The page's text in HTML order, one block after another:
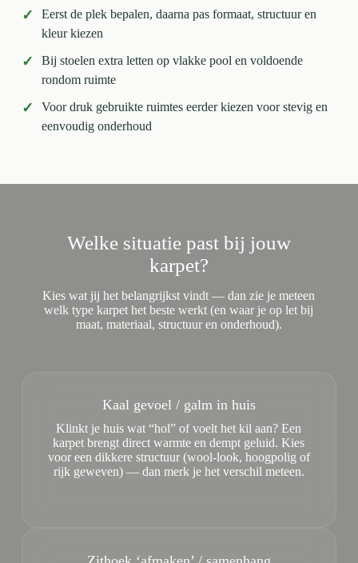
✓
Eerst de plek bepalen, daarna pas formaat, structuur en
kleur kiezen
✓
Bij stoelen extra letten op vlakke pool en voldoende
rondom ruimte
✓
Voor druk gebruikte ruimtes eerder kiezen voor stevig en
eenvoudig onderhoud
Welke situatie past bij jouw
karpet?
Kies wat jij het belangrijkst vindt — dan zie je meteen
welk type karpet het beste werkt (en waar je op let bij
maat, materiaal, structuur en onderhoud).
Kaal gevoel / galm in huis
Klinkt je huis wat “hol” of voelt het kil aan? Een
karpet brengt direct warmte en dempt geluid. Kies
voor een dikkere structuur (wool-look, hoogpolig of
rijk geweven) — dan merk je het verschil meteen.